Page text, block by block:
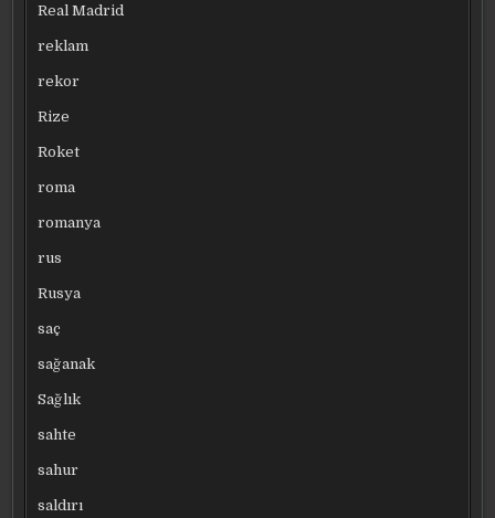
Real Madrid
reklam
rekor
Rize
Roket
roma
romanya
rus
Rusya
saç
sağanak
Sağlık
sahte
sahur
saldırı